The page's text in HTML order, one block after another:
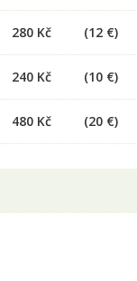
280 Kč (12 €)
240 Kč (10 €)
480 Kč (20 €)